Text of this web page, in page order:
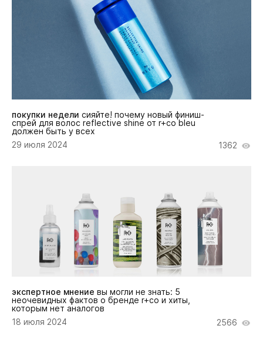
покупки недели cияйте! почему новый финиш-
спрей для волос reflective shine от r+co bleu
должен быть у всех
29 июля 2024
1362
экспертное мнение вы могли не знать: 5
неочевидных фактов о бренде r+co и хиты,
которым нет аналогов
18 июля 2024
2566